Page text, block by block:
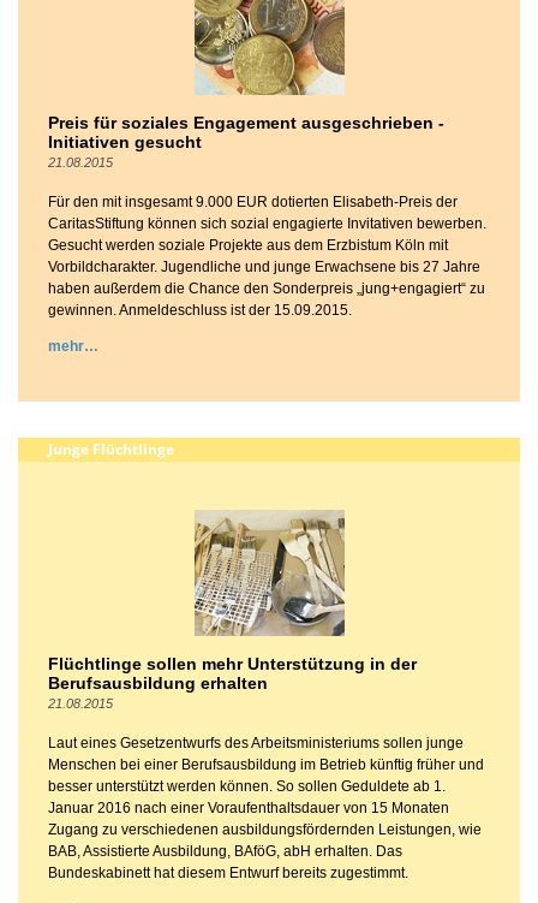
Preis für soziales Engagement ausgeschrieben -
Initiativen gesucht
21.08.2015
Für den mit insgesamt 9.000 EUR dotierten Elisabeth-Preis der
CaritasStiftung können sich sozial engagierte Invitativen bewerben.
Gesucht werden soziale Projekte aus dem Erzbistum Köln mit
Vorbildcharakter. Jugendliche und junge Erwachsene bis 27 Jahre
haben außerdem die Chance den Sonderpreis „jung+engagiert“ zu
gewinnen. Anmeldeschluss ist der 15.09.2015.
mehr
Junge Flüchtlinge
Flüchtlinge sollen mehr Unterstützung in der
Berufsausbildung erhalten
21.08.2015
Laut eines Gesetzentwurfs des Arbeitsministeriums sollen junge
Menschen bei einer Berufsausbildung im Betrieb künftig früher und
besser unterstützt werden können. So sollen Geduldete ab 1.
Januar 2016 nach einer Voraufenthaltsdauer von 15 Monaten
Zugang zu verschiedenen ausbildungsfördernden Leistungen, wie
BAB, Assistierte Ausbildung, BAföG, abH erhalten. Das
Bundeskabinett hat diesem Entwurf bereits zugestimmt.